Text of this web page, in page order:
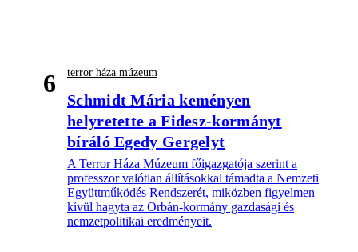
6 terror háza múzeum
Schmidt Mária keményen
helyretette a Fidesz-kormányt
bíráló Egedy Gergelyt
A Terror Háza Múzeum főigazgatója szerint a
professzor valótlan állításokkal támadta a Nemzeti
Együttműködés Rendszerét, miközben figyelmen
kívül hagyta az Orbán-kormány gazdasági és
nemzetpolitikai eredményeit.